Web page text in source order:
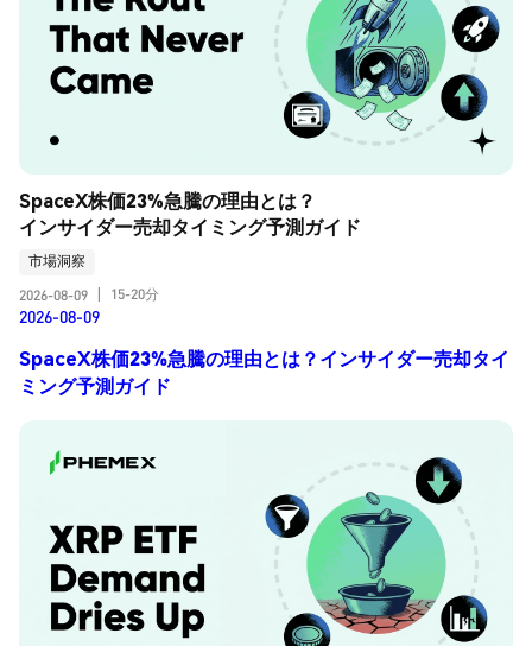
SpaceX株価23%急騰の理由とは？
インサイダー売却タイミング予測ガイド
市場洞察
2026-08-09
15-20分
2026-08-09
SpaceX株価23%急騰の理由とは？インサイダー売却タイ
ミング予測ガイド